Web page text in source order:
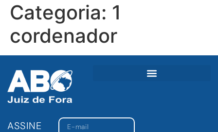
Categoria: 1
cordenador
ASSINE